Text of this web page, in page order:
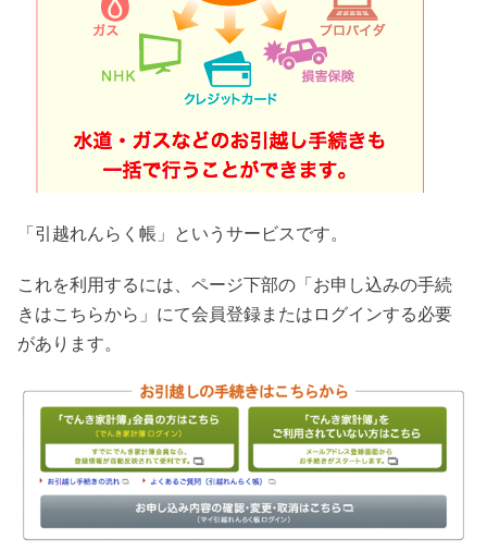
「引越れんらく帳」というサービスです。
これを利用するには、ページ下部の「お申し込みの手続
きはこちらから」にて会員登録またはログインする必要
があります。